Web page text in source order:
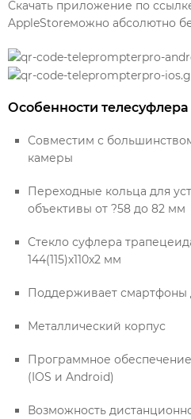
Скачать приложение по
AppleStoreможно абсолютно
Особенности телесуфлера
Совместим с
камеры
Переходные кольца для
объективы от ?58 до 82 мм
Стекло суфлера
144(115)х110х2 мм
Поддерживает смартфоны
Металлический корпус
Программное
(IOS и Android)
Возможность